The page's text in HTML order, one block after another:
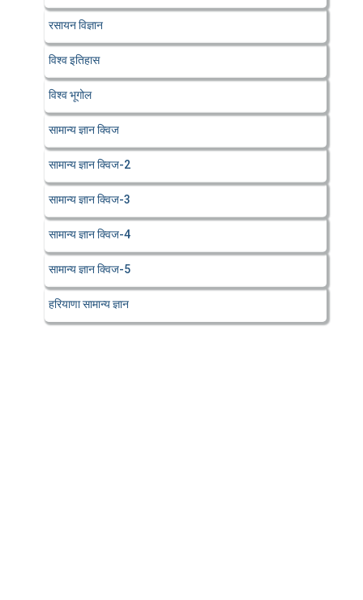
रसायन विज्ञान
विश्व इतिहास
विश्व भूगोल
सामान्य ज्ञान क्विज
सामान्य ज्ञान क्विज-2
सामान्य ज्ञान क्विज-3
सामान्य ज्ञान क्विज-4
सामान्य ज्ञान क्विज-5
हरियाणा सामान्य ज्ञान